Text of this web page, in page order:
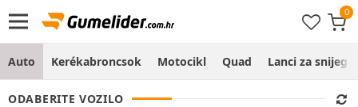
Auto Kerékabroncsok Motocikl Quad Lanci za snijeg
ODABERITE VOZILO